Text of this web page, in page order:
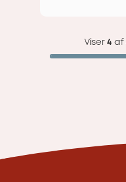
Viser 4af